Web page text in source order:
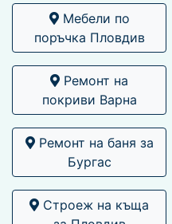
Мебели по
поръчка Пловдив
Ремонт на
покриви Варна
Ремонт на баня за
Бургас
Строеж на къща